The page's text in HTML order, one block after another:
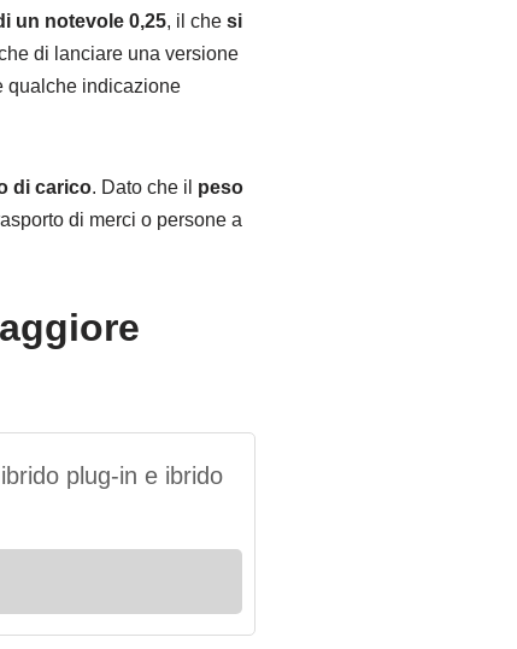
un notevole 0,25, il che si
di lanciare una versione
qualche indicazione
di carico. Dato che il peso
di merci o persone a
plug-in e ibrido